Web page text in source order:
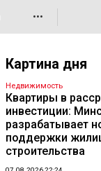
•••
Картина дня
Недвижимость
Квартиры в
инвестиции:
разрабатывает
поддержки
строительства